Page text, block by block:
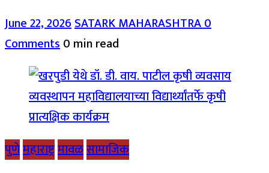
June 22, 2026SATARK MAHARASHTRA0
Comments0 min read
पुणेमहाराष्ट्रमावळसामाजिक